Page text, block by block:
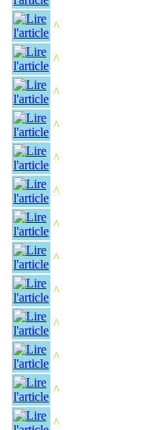
^
^
^
^
^
^
^
^
^
^
^
^
^